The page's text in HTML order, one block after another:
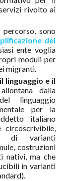
rivolto ai
sono
dei
ente voglia
moduli per
migranti.
il linguaggio e il
dalla
linguaggio
per la
italiano
di varianti
costruzioni
nativi, ma che
in varianti